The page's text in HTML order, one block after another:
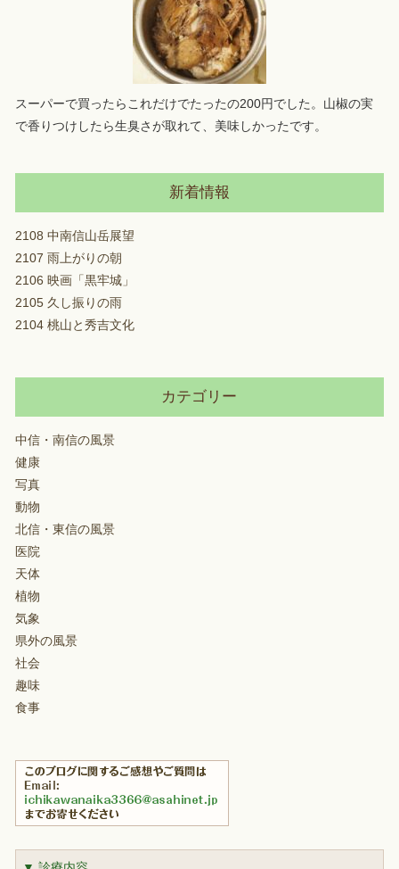
スーパーで買ったらこれだけでたったの200円でした。山椒の実
で香りつけしたら生臭さが取れて、美味しかったです。
新着情報
2108 中南信山岳展望
2107 雨上がりの朝
2106 映画「黒牢城」
2105 久し振りの雨
2104 桃山と秀吉文化
カテゴリー
中信・南信の風景
健康
写真
動物
北信・東信の風景
医院
天体
植物
気象
県外の風景
社会
趣味
食事